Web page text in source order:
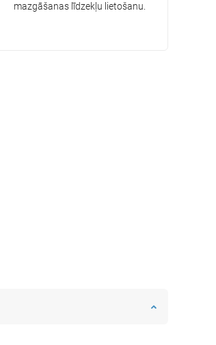
mazgāšanas līdzekļu lietošanu.